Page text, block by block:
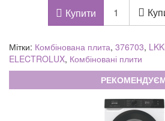
Купити
Мітки: Комбінована плита, 376703,
ELECTROLUX, Комбіновані плити